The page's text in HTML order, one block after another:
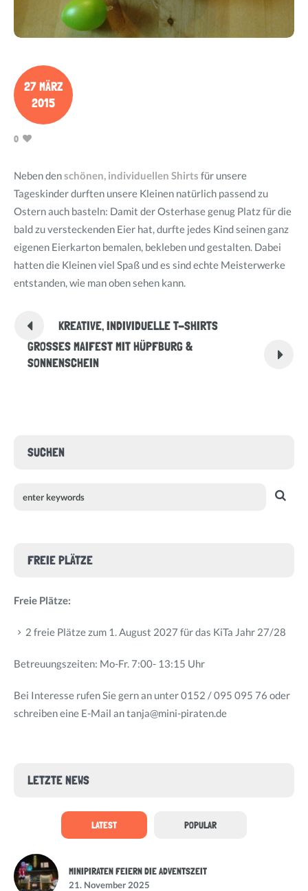
27 MÄRZ
2015
0
Neben denschönen, individuellen Shirts für unsere
Tageskinder durften unsere Kleinen natürlich passend zu
Ostern auch basteln: Damit der Osterhase genug Platz für die
bald zu versteckenden Eier hat, durfte jedes Kind seinen ganz
eigenen Eierkarton bemalen, bekleben und gestalten. Dabei
hatten die Kleinen viel Spaß und es sind echte Meisterwerke
entstanden, wie man oben sehen kann.
KREATIVE, INDIVIDUELLE T-SHIRTS
GROSSES MAIFEST MIT HÜPFBURG & S
ONNENSCHEIN
SUCHEN
FREIE PLÄTZE
Freie Plätze:
2 freie Plätze zum 1. August 2027 für das KiTa Jahr 27/28
Betreuungszeiten: Mo-Fr. 7:00- 13:15 Uhr
Bei Interesse rufen Sie gern an unter 0152 / 095 095 76 oder
schreiben eine E-Mail an tanja@mini-piraten.de
LETZTE NEWS
LATEST POPULAR
MINIPIRATEN FEIERN DIE ADVENTSZEIT
21. November 2025